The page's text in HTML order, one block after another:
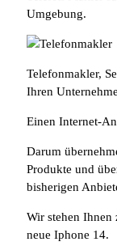
Umgebung.
Telefonmakler,
Ihren
Einen Internet-
Darum
Produkte und
bisherigen
Wir stehen Ihnen
neue Iphone 14.